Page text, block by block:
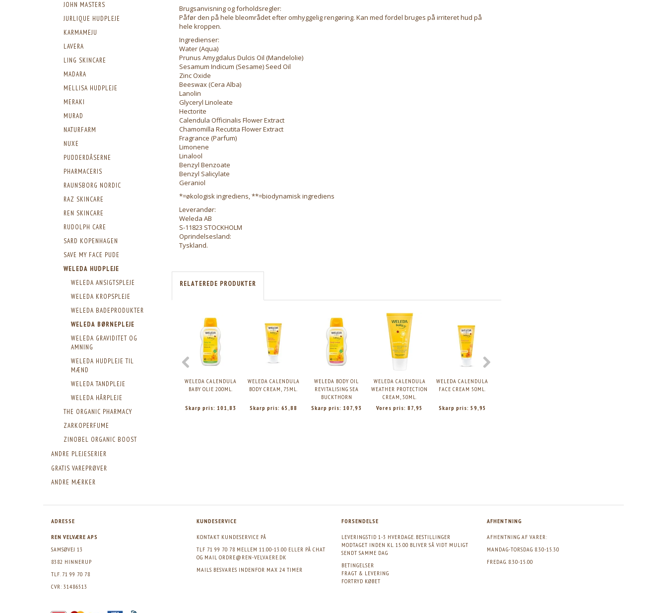
JOHN MASTERS
JURLIQUE HUDPLEJE
KARMAMEJU
LAVERA
LING SKINCARE
MADARA
MELLISA HUDPLEJE
MERAKI
MURAD
NATURFARM
NUXE
PUDDERDÅSERNE
PHARMACERIS
RAUNSBORG NORDIC
RAZ SKINCARE
REN SKINCARE
RUDOLPH CARE
SARD KOPENHAGEN
SAVE MY FACE PUDE
WELEDA HUDPLEJE
WELEDA ANSIGTSPLEJE
WELEDA KROPSPLEJE
WELEDA BADEPRODUKTER
WELEDA BØRNEPLEJE
WELEDA GRAVIDITET OG
AMNING
WELEDA HUDPLEJE TIL
MÆND
WELEDA TANDPLEJE
WELEDA HÅRPLEJE
THE ORGANIC PHARMACY
ZARKOPERFUME
ZINOBEL ORGANIC BOOST
ANDRE PLEJESERIER
GRATIS VAREPRØVER
ANDRE MÆRKER
Brugsanvisning og forholdsregler:
Påfør den på hele bleområdet efter omhyggelig rengøring. Kan med fordel bruges på irriteret hud på
hele kroppen.
Ingredienser:
Water (Aqua)
Prunus Amygdalus Dulcis Oil (Mandelolie)
Sesamum Indicum (Sesame) Seed Oil
Zinc Oxide
Beeswax (Cera Alba)
Lanolin
Glyceryl Linoleate
Hectorite
Calendula Officinalis Flower Extract
Chamomilla Recutita Flower Extract
Fragrance (Parfum)
Limonene
Linalool
Benzyl Benzoate
Benzyl Salicylate
Geraniol
*=økologisk ingrediens, **=biodynamisk ingrediens
Leverandør:
Weleda AB
S-11823 STOCKHOLM
Oprindelsesland:
Tyskland.
RELATEREDE PRODUKTER
WELEDA CALENDULA
BABY OLIE 200ML.
Skarp pris: 101,83
WELEDA CALENDULA
BODY CREAM, 75ML.
Skarp pris:65,88
WELEDA BODY OIL
REVITALISING SEA
BUCKTHORN
Skarp pris:107,93
WELEDA CALENDULA
WEATHER PROTECTION
CREAM, 30ML.
Vores pris:87,95
WELEDA CALENDULA
FACE CREAM 50ML.
Skarp pris: 59,95
ADRESSE
REN VELVÆRE APS
SAMSØVEJ 13
8382 HINNERUP
TLF. 71 99 70 78
CVR: 31486513
KUNDESERVICE
KONTAKT KUNDESERVICE PÅ
TLF 71 99 70 78 MELLEM 11.00-13.00 ELLER PÅ CHAT
OG MAIL ORDRE@REN-VELVAERE.DK
MAILS BESVARES INDENFOR MAX 24 TIMER
FORSENDELSE
LEVERINGSTID 1-3 HVERDAGE. BESTILLINGER
MODTAGET INDEN KL. 15.00 BLIVER SÅ VIDT MULIGT
SENDT SAMME DAG
BETINGELSER
FRAGT & LEVERING
FORTRYD KØBET
AFHENTNING
AFHENTNING AF VARER:
MANDAG-TORSDAG 8.30-15.30
FREDAG. 8.30-15.00